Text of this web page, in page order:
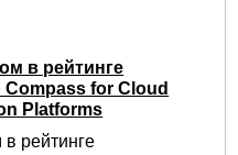
в рейтинге
for Cloud
Platforms
рейтинге